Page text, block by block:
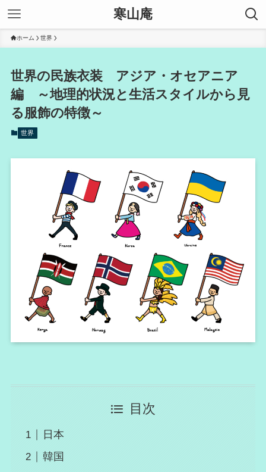
寒山庵
ホーム 世界
世界の民族衣装 アジア・オセアニア
編 ～地理的状況と生活スタイルから見
る服飾の特徴～
世界
目次
日本
韓国